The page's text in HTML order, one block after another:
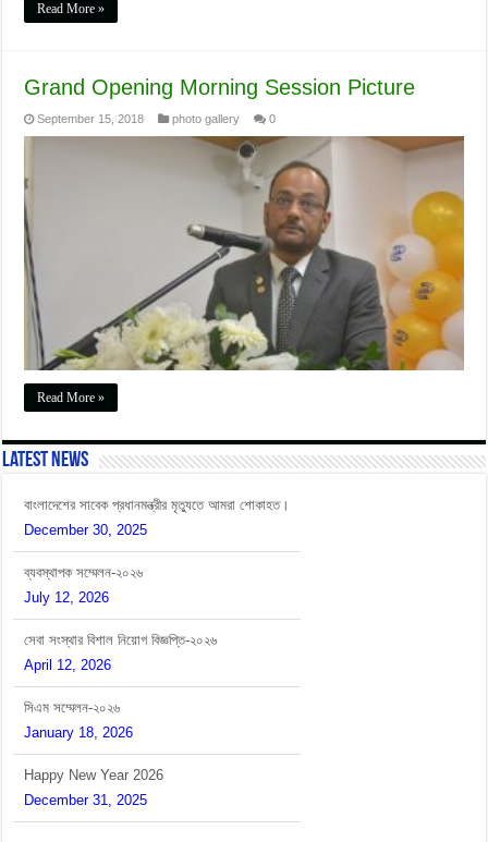
Read More »
Grand Opening Morning Session Picture
September 15, 2018 photo gallery 0
Read More »
Latest News
ব্যবস্থাপক সম্মেলন-২০২৬
July 12, 2026
সেবা সংস্থার বিশাল নিয়োগ বিজ্ঞপ্তি-২০২৬
April 12, 2026
সিএম সম্মেলন-২০২৬
January 18, 2026
Happy New Year 2026
December 31, 2025
বাংলাদেশের সাবেক প্রধানমন্ত্রীর মৃত্যুতে আমরা শোকাহত।
December 30, 2025